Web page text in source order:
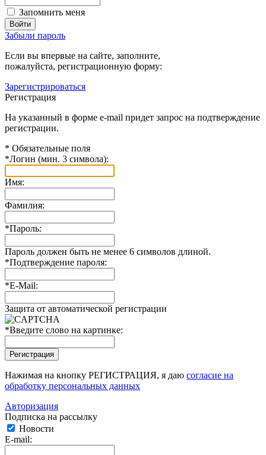
Запомнить меня
Забыли пароль
Если вы впервые на сайте, заполните,
пожалуйста, регистрационную форму:
Зарегистрироваться
Регистрация
На указанный в форме e-mail придет запрос на подтверждение
регистрации.
* Обязательные поля
*Логин (мин. 3 символа):
Имя:
Фамилия:
*Пароль:
Пароль должен быть не менее 6 символов длиной.
*Подтверждение пароля:
*E-Mail:
Защита от автоматической регистрации
*Введите слово на картинке:
Нажимая на кнопку РЕГИСТРАЦИЯ, я даю согласие на
обработку персональных данных
Авторизация
Подписка на рассылку
Новости
E-mail: